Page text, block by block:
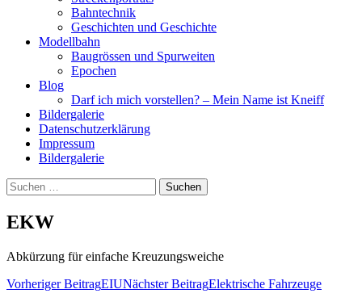
Bahntechnik
Geschichten und Geschichte
Modellbahn
Baugrössen und Spurweiten
Epochen
Blog
Darf ich mich vorstellen? – Mein Name ist Kneiff
Bildergalerie
Datenschutzerklärung
Impressum
Bildergalerie
Suchen
nach:
EKW
Abkürzung für einfache Kreuzungsweiche
Beitragsnavigation
Vorheriger BeitragEIUNächster BeitragElektrische Fahrzeuge